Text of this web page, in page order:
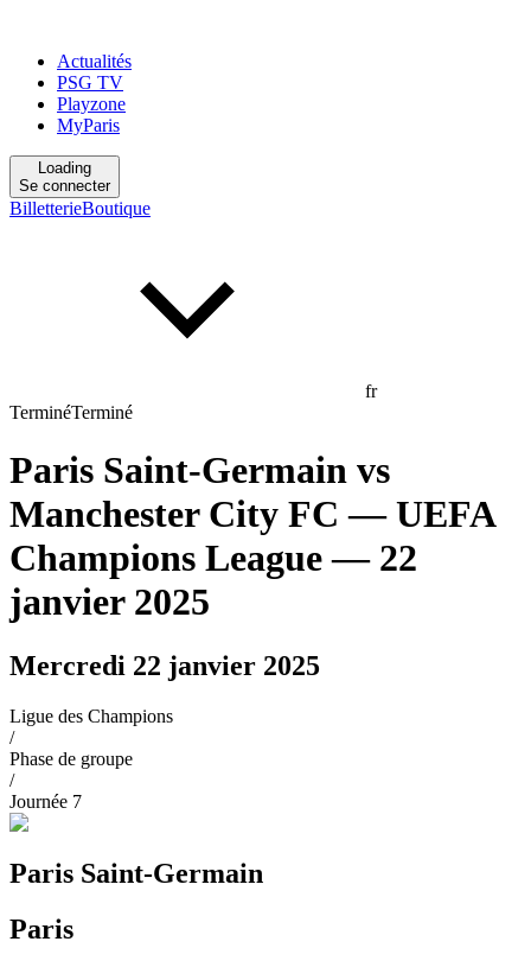
Actualités
PSG TV
Playzone
MyParis
Loading
Se connecter
BilletterieBoutique
fr
TerminéTerminé
Paris Saint-Germain vs
Manchester City FC — UEFA
Champions League— 22
janvier 2025
Mercredi 22 janvier 2025
Ligue des Champions
/
Phase de groupe
/
Journée 7
Paris Saint-Germain
Paris